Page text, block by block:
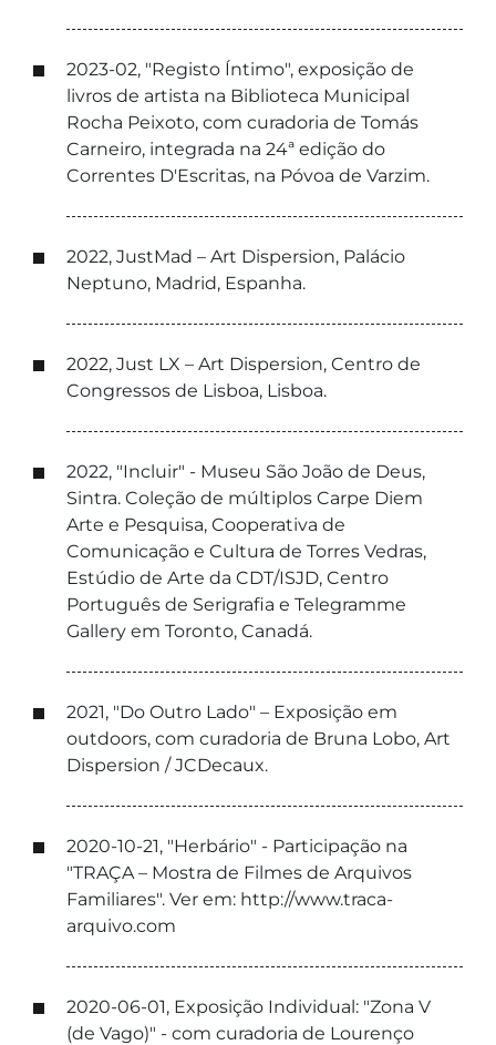
2023-02, "Registo Íntimo", exposição de
livros de artista na Biblioteca Municipal
Rocha Peixoto, com curadoria de Tomás
Carneiro, integrada na 24ª edição do
Correntes D'Escritas, na Póvoa de Varzim.
2022, JustMad – Art Dispersion, Palácio
Neptuno, Madrid, Espanha.
2022, Just LX – Art Dispersion, Centro de
Congressos de Lisboa, Lisboa.
2022, "Incluir" - Museu São João de Deus,
Sintra. Coleção de múltiplos Carpe Diem
Arte e Pesquisa, Cooperativa de
Comunicação e Cultura de Torres Vedras,
Estúdio de Arte da CDT/ISJD, Centro
Português de Serigrafia e Telegramme
Gallery em Toronto, Canadá.
2021, "Do Outro Lado" – Exposição em
outdoors, com curadoria de Bruna Lobo, Art
Dispersion / JCDecaux.
2020-10-21, "Herbário" - Participação na
"TRAÇA – Mostra de Filmes de Arquivos
Familiares". Ver em: http://www.traca-
arquivo.com
2020-06-01, Exposição Individual: "Zona V
(de Vago)" - com curadoria de Lourenço